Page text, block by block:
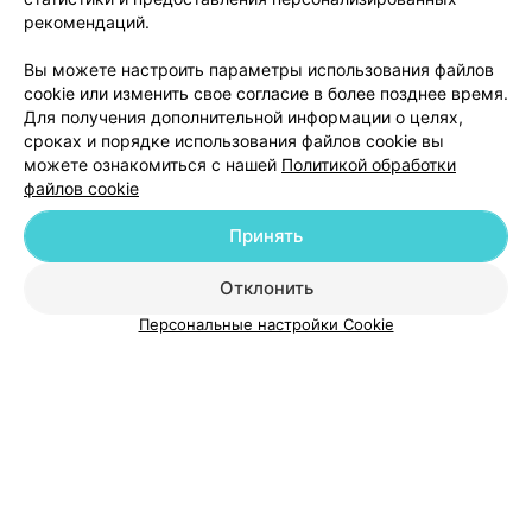
ЭФФЕКТИВНАЯ РЕКЛАМА НА САЙТЕ
Добавить компанию
Добавить специалиста
рекомендаций.
Вы можете настроить параметры использования файлов
cookie или изменить свое согласие в более позднее время.
Для получения дополнительной информации о целях,
сроках и порядке использования файлов cookie вы
можете ознакомиться с нашей Политикой обработки
файлов cookie
Отклонить
Принять
Персональные настройки Cookie